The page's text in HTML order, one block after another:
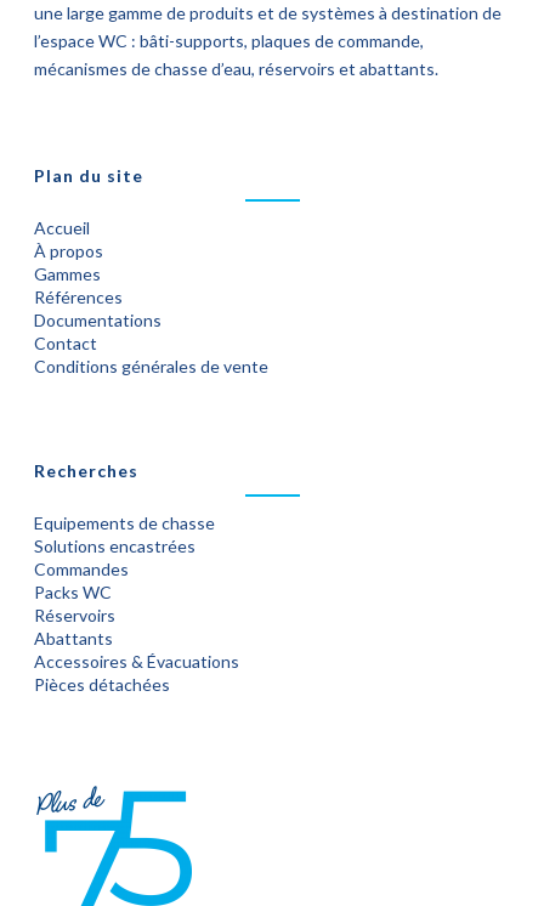
une large gamme de produits et de systèmes à destination de
l’espace WC : bâti-supports, plaques de commande,
mécanismes de chasse d’eau, réservoirs et abattants.
Plan du site
Accueil
À propos
Gammes
Références
Documentations
Contact
Conditions générales de vente
Recherches
Equipements de chasse
Solutions encastrées
Commandes
Packs WC
Réservoirs
Abattants
Accessoires & Évacuations
Pièces détachées